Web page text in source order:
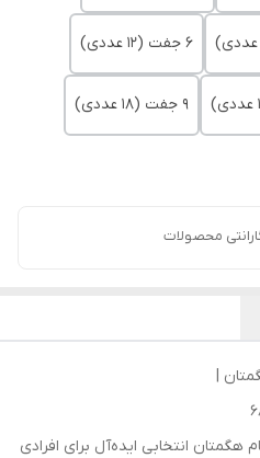
6 جفت (12 عددی)
9 جفت (18 عددی)
محصولات
|
انتخابی ایده‌آل برای افرادی